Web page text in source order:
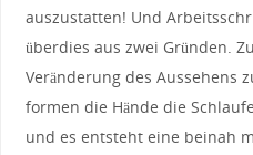
auszustatten! Und
überdies aus zwei Gründen.
Veränderung des Aussehens
formen die Hände die
und es entsteht eine beinah